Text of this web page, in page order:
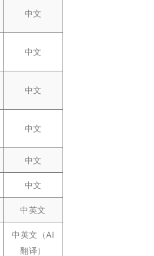
中文
中文
中文
中文
中文
中文
中英文
中英文（AI
翻译）